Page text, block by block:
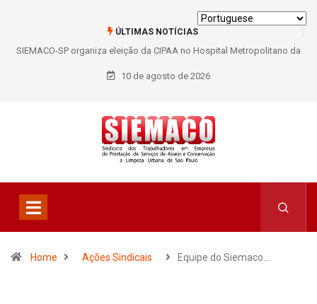
ÚLTIMAS NOTÍCIAS
SIEMACO-SP organiza eleição da CIPAA no Hospital Metropolitano da
Lapa e fortalece participação dos trabalhadores
10 de agosto de 2026
Home Ações Sindicais Equipe do Siemaco…